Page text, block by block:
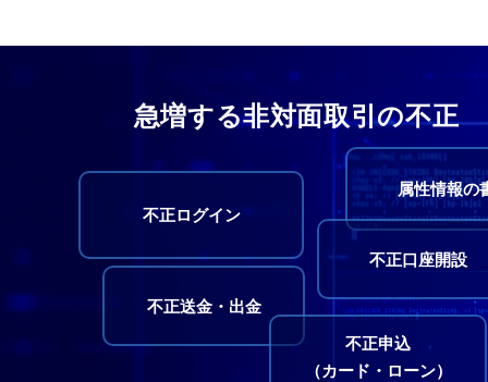
急増する非対面取引の不正
不正ログイン
属性情報の
不正送金・出金
不正口座開設
不正申込
（カード・ローン）